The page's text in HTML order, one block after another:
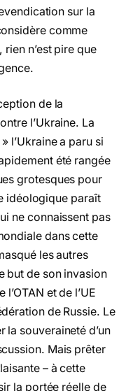
sur la
comme
n’est pire que
de la
l’Ukraine. La
l’Ukraine a paru si
été rangée
grotesques pour
idéologique paraît
ne connaissent pas
dans cette
les autres
but de son invasion
et de l’UE
de Russie. Le
la souveraineté d’un
Mais prêter
– à cette
la portée réelle de